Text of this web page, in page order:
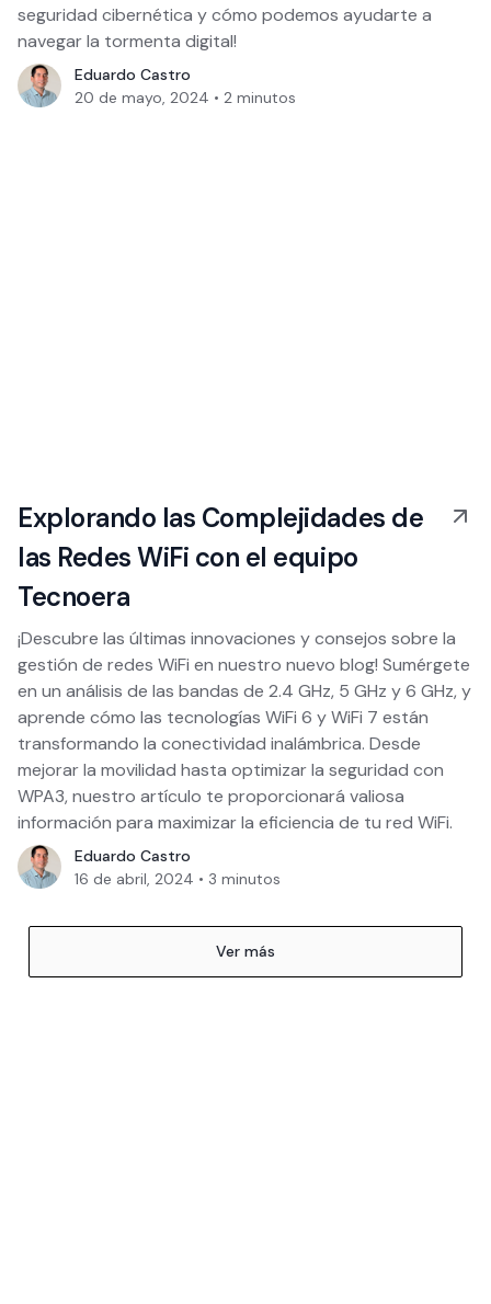
seguridad cibernética y cómo podemos ayudarte a
navegar la tormenta digital!
Eduardo Castro
20 de mayo, 2024 • 2 minutos
Explorando las Complejidades de
las Redes WiFi con el equipo
Tecnoera
¡Descubre las últimas innovaciones y consejos sobre la
gestión de redes WiFi en nuestro nuevo blog! Sumérgete
en un análisis de las bandas de 2.4 GHz, 5 GHz y 6 GHz, y
aprende cómo las tecnologías WiFi 6 y WiFi 7 están
transformando la conectividad inalámbrica. Desde
mejorar la movilidad hasta optimizar la seguridad con
WPA3, nuestro artículo te proporcionará valiosa
información para maximizar la eficiencia de tu red WiFi.
Eduardo Castro
16 de abril, 2024 • 3 minutos
Ver más